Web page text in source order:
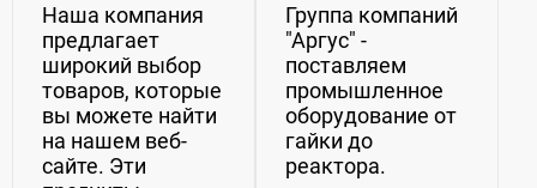
Наша компания
предлагает
широкий выбор
товаров, которые
вы можете найти
на нашем веб-
сайте. Эти
Группа компаний
"Аргус" -
поставляем
промышленное
оборудование от
гайки до
реактора.